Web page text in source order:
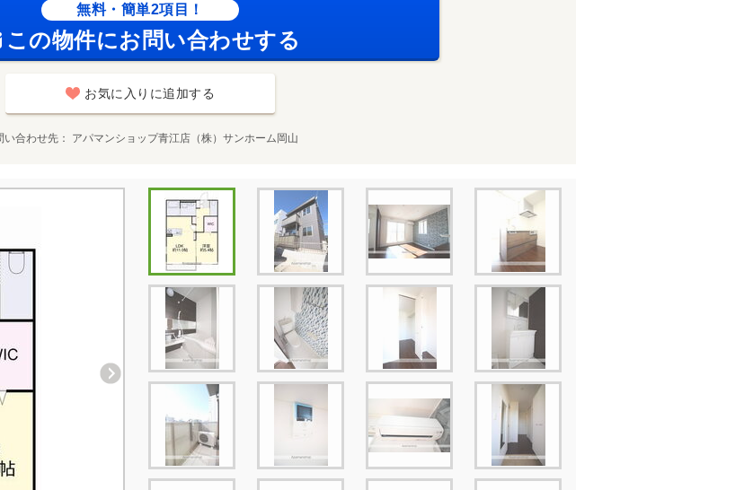
無料・簡単2項目！
この物件にお問い合わせする
お気に入りに追加する
い合わせ先 アパマンショップ青江店（株）サンホーム岡山